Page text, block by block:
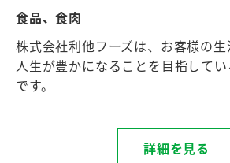
食品、食肉
株式会社利他フーズは、お客様の生
人生が豊かになることを目指して
です。
詳細を見る